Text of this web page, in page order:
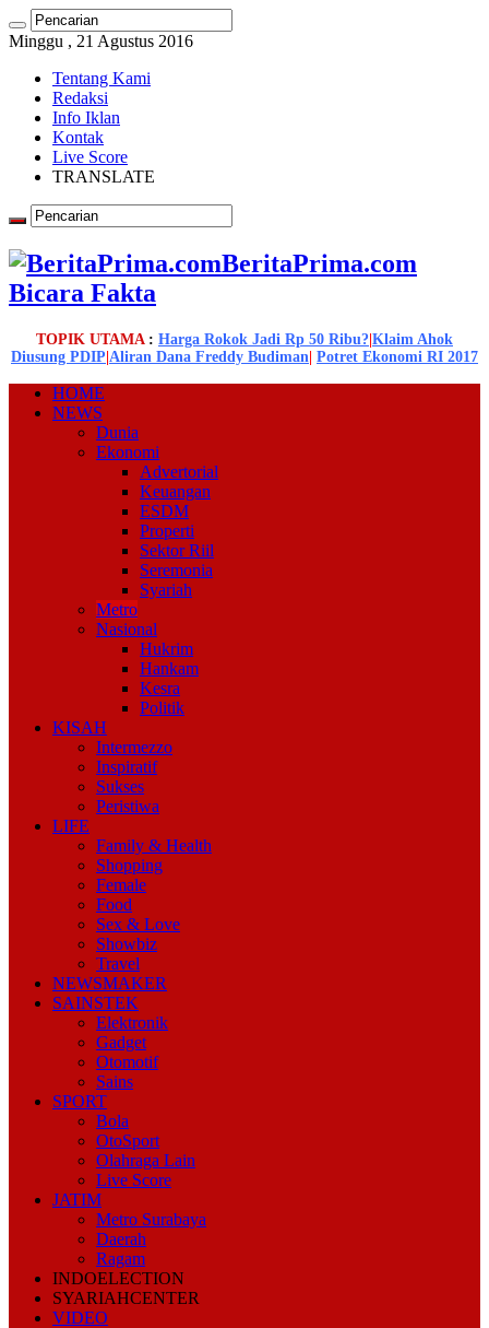
Minggu , 21 Agustus 2016
Tentang Kami
Redaksi
Info Iklan
Kontak
Live Score
TRANSLATE
BeritaPrima.com
Bicara Fakta
TOPIK UTAMA: Harga Rokok Jadi Rp 50 Ribu? Klaim Ahok
Diusung PDIP Aliran Dana Freddy Budiman Potret Ekonomi RI 2017
HOME
NEWS
Dunia
Ekonomi
Advertorial
Keuangan
ESDM
Properti
Sektor Riil
Seremonia
Syariah
Metro
Nasional
Hukrim
Hankam
Kesra
Politik
KISAH
Intermezzo
Inspiratif
Sukses
Peristiwa
LIFE
Family & Health
Shopping
Female
Food
Sex & Love
Showbiz
Travel
NEWSMAKER
SAINSTEK
Elektronik
Gadget
Otomotif
Sains
SPORT
Bola
OtoSport
Olahraga Lain
Live Score
JATIM
Metro Surabaya
Daerah
Ragam
INDOELECTION
SYARIAHCENTER
VIDEO